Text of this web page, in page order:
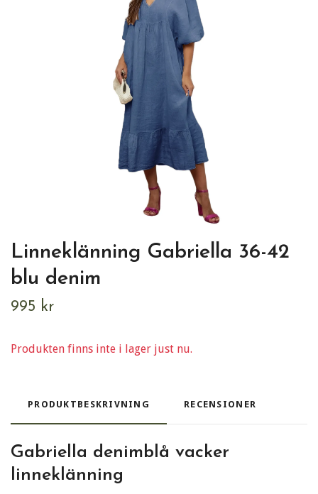
Linneklänning Gabriella 36-42
blu denim
995 kr
Produkten finns inte i lager just nu.
PRODUKTBESKRIVNING RECENSIONER
Gabriella denimblå vacker
linneklänning